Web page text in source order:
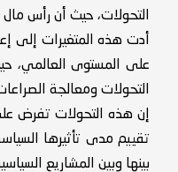
التحولات، حيث أن رأس
أدت هذه المتغيرات إلى
على المستوى العالمي،
التحولات ومعالجة
إن هذه التحولات تفرض
تقييم مدى تأثيرها
بينها وبين المشاريع